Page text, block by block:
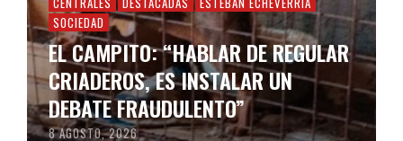
SOCIEDAD
EL CAMPITO: “HABLAR DE REGULAR
CRIADEROS, ES INSTALAR UN
DEBATE FRAUDULENTO”
8 AGOSTO, 2026